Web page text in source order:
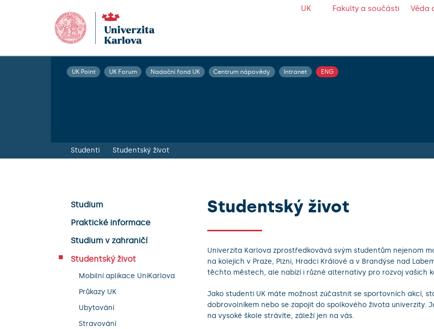
UK Fakulty a součásti Věda
UK Point UK Forum Nadační fond UK Centrum nápovědy Intranet ENG
Studenti Studentský život
Studium
Praktické informace
Studium v zahraničí
Studentský život
Mobilní aplikace UniKarlova
Průkazy UK
Ubytování
Stravování
Studentský život
Univerzita Karlova zprostředkovává svým studentům nejenom
na kolejích v Praze, Plzni, Hradci Králové a v Brandýse nad
těchto městech, ale nabízí i různé alternativy pro rozvoj vašich
Jako studenti UK máte možnost zúčastnit se sportovních akcí,
dobrovolníkem nebo se zapojit do spolkového života univerzity.
na vysoké škole strávíte, záleží jen na vás.